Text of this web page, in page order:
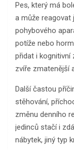
Pes, který má
a může reagovat
pohybového
potíže nebo
přidat i kognitivní
zvíře zmatenější
Další častou
stěhování,
změnu denního
jedinců stačí i
nábytek, jiný typ